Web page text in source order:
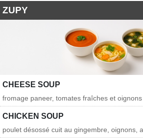
ZUPY
CHEESE SOUP
fromage paneer, tomates fraîches et oignons
CHICKEN SOUP
poulet désossé cuit au gingembre, oignons,